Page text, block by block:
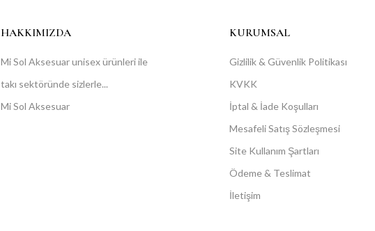
HAKKIMIZDA
Mi Sol Aksesuar unisex ürünleri ile
takı sektöründe sizlerle...
Mi Sol Aksesuar
KURUMSAL
Gizlilik & Güvenlik Politikası
KVKK
İptal & İade Koşulları
Mesafeli Satış Sözleşmesi
Site Kullanım Şartları
Ödeme & Teslimat
İletişim